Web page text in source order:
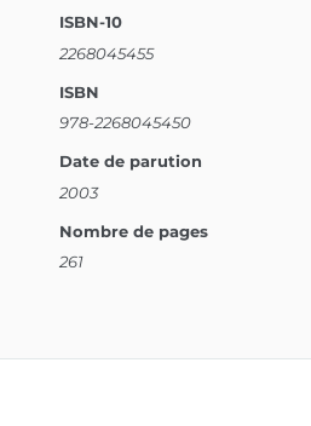
ISBN-10
2268045455
ISBN
978-2268045450
Date de parution
2003
Nombre de pages
261